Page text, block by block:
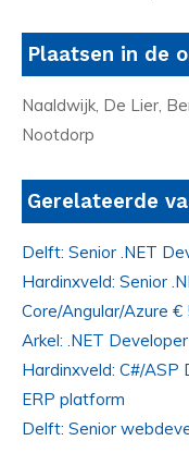
Plaatsen in de
Naaldwijk, De Lier,
Nootdorp
Gerelateerde
Delft: Senior .NET
Hardinxveld: Senior
Core/Angular/Azure €
Arkel: .NET
Hardinxveld: C#/ASP
ERP platform
Delft: Senior